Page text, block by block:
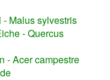
Malus sylvestris
- Quercus
- Acer campestre